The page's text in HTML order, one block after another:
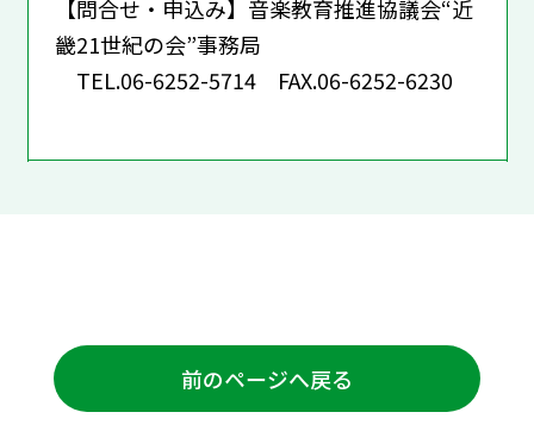
【問合せ・申込み】音楽教育推進協議会“近
畿21世紀の会”事務局
TEL.06-6252-5714 FAX.06-6252-6230
前のページへ戻る